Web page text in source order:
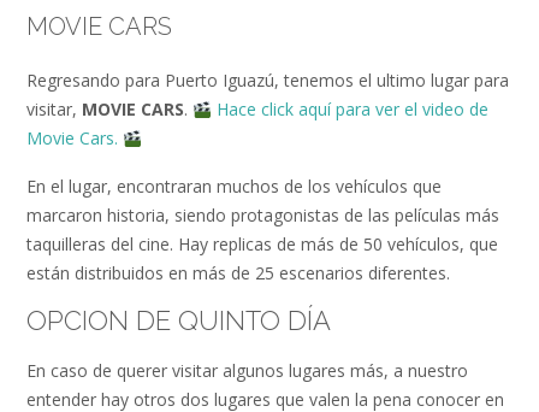
MOVIE CARS
Regresando para Puerto Iguazú, tenemos el ultimo lugar para
visitar, MOVIE CARS.
Hace click aquí para ver el video de
Movie Cars.
En el lugar, encontraran muchos de los vehículos que
marcaron historia, siendo protagonistas de las películas más
taquilleras del cine. Hay replicas de más de 50 vehículos, que
están distribuidos en más de 25 escenarios diferentes.
OPCION DE QUINTO DÍA
En caso de querer visitar algunos lugares más, a nuestro
entender hay otros dos lugares que valen la pena conocer en